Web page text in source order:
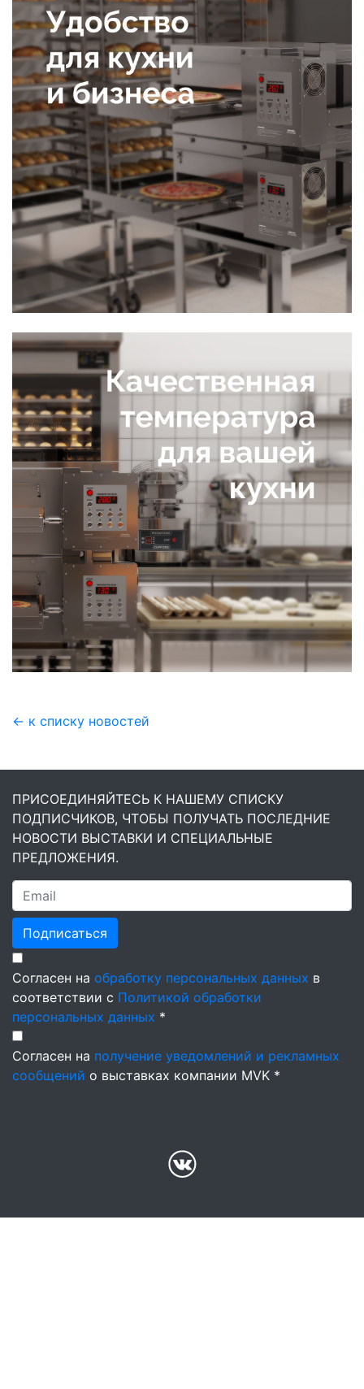
← к списку новостей
ПРИСОЕДИНЯЙТЕСЬ К НАШЕМУ СПИСКУ
ПОДПИСЧИКОВ, ЧТОБЫ ПОЛУЧАТЬ ПОСЛЕДНИЕ
НОВОСТИ ВЫСТАВКИ И СПЕЦИАЛЬНЫЕ
ПРЕДЛОЖЕНИЯ.
Подписаться
Согласен на обработку персональных данных в
соответствии с Политикой обработки
персональных данных *
Согласен на получение уведомлений и рекламных
сообщений о выставках компании MVK *